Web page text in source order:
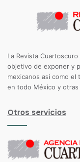
La Revista
objetivo de exponer y
mexicanos así como
en todo México y
Otros servicios